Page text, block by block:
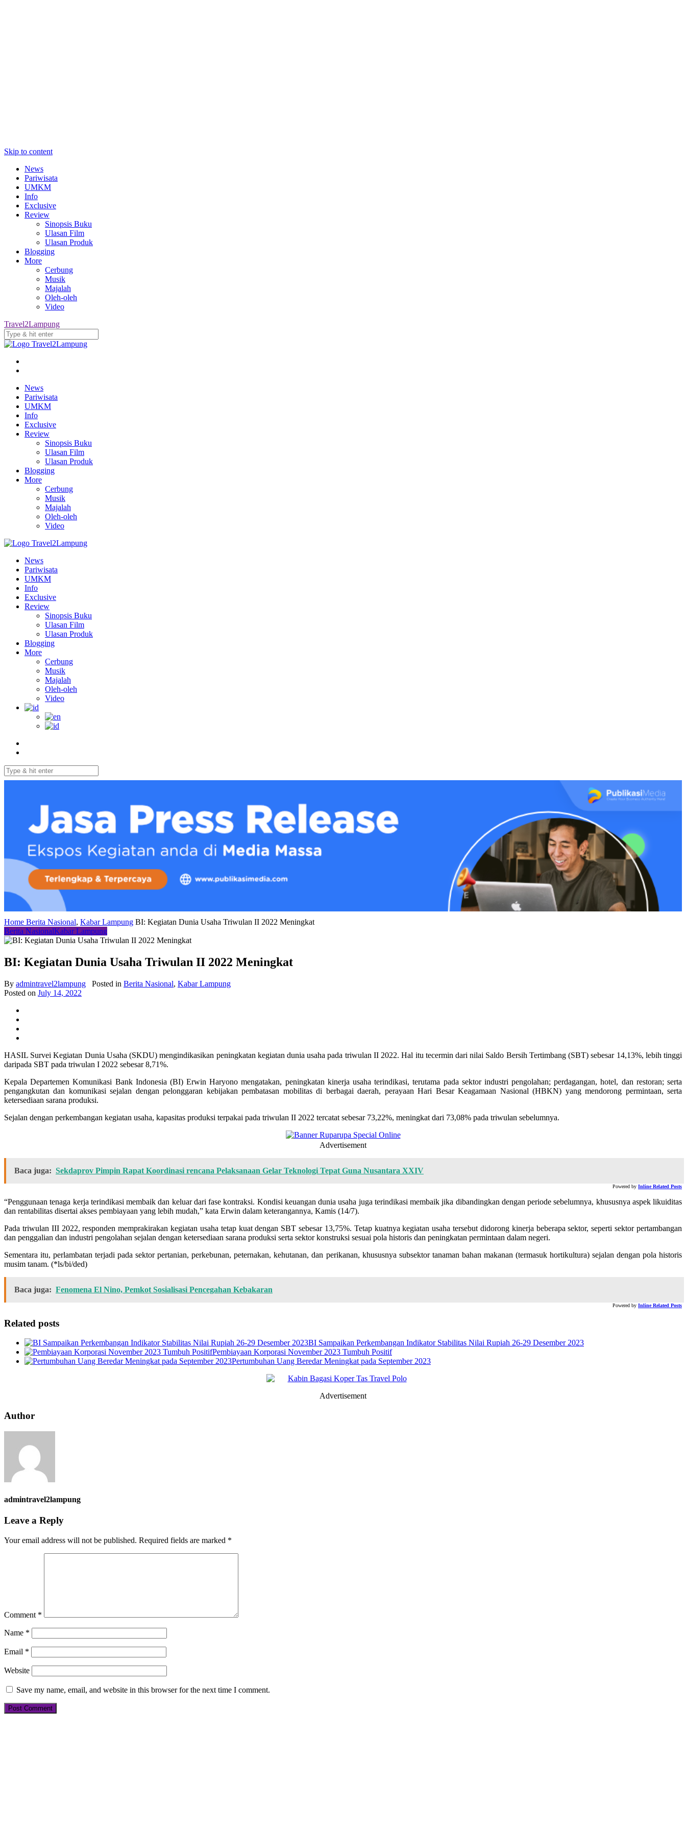
Skip to content
News
Pariwisata
UMKM
Info
Exclusive
Review
Sinopsis Buku
Ulasan Film
Ulasan Produk
Blogging
More
Cerbung
Musik
Majalah
Oleh-oleh
Video
Travel2Lampung
News
Pariwisata
UMKM
Info
Exclusive
Review
Sinopsis Buku
Ulasan Film
Ulasan Produk
Blogging
More
Cerbung
Musik
Majalah
Oleh-oleh
Video
News
Pariwisata
UMKM
Info
Exclusive
Review
Sinopsis Buku
Ulasan Film
Ulasan Produk
Blogging
More
Cerbung
Musik
Majalah
Oleh-oleh
Video
Home Berita Nasional, Kabar Lampung BI: Kegiatan Dunia Usaha Triwulan II 2022 Meningkat
Berita NasionalKabar Lampung
BI: Kegiatan Dunia Usaha Triwulan II 2022 Meningkat
By admintravel2lampung Posted in Berita Nasional, Kabar Lampung
Posted on July 14, 2022
HASIL Survei Kegiatan Dunia Usaha (SKDU) mengindikasikan peningkatan kegiatan dunia usaha pada triwulan II 2022. Hal itu tecermin dari nilai Saldo Bersih Tertimbang (SBT) sebesar 14,13%, lebih tinggi
daripada SBT pada triwulan I 2022 sebesar 8,71%.
Kepala Departemen Komunikasi Bank Indonesia (BI) Erwin Haryono mengatakan, peningkatan kinerja usaha terindikasi, terutama pada sektor industri pengolahan; perdagangan, hotel, dan restoran; serta
pengangkutan dan komunikasi sejalan dengan pelonggaran kebijakan pembatasan mobilitas di berbagai daerah, perayaan Hari Besar Keagamaan Nasional (HBKN) yang mendorong permintaan, serta
ketersediaan sarana produksi.
Sejalan dengan perkembangan kegiatan usaha, kapasitas produksi terpakai pada triwulan II 2022 tercatat sebesar 73,22%, meningkat dari 73,08% pada triwulan sebelumnya.
Advertisement
Baca juga: Sekdaprov Pimpin Rapat Koordinasi rencana Pelaksanaan Gelar Teknologi Tepat Guna Nusantara XXIV
Powered by Inline Related Posts
“Penggunaan tenaga kerja terindikasi membaik dan keluar dari fase kontraksi. Kondisi keuangan dunia usaha juga terindikasi membaik jika dibandingkan dengan periode sebelumnya, khususnya aspek likuiditas
dan rentabilitas disertai akses pembiayaan yang lebih mudah,” kata Erwin dalam keterangannya, Kamis (14/7).
Pada triwulan III 2022, responden memprakirakan kegiatan usaha tetap kuat dengan SBT sebesar 13,75%. Tetap kuatnya kegiatan usaha tersebut didorong kinerja beberapa sektor, seperti sektor pertambangan
dan penggalian dan industri pengolahan sejalan dengan ketersediaan sarana produksi serta sektor konstruksi sesuai pola historis dan peningkatan permintaan dalam negeri.
Sementara itu, perlambatan terjadi pada sektor pertanian, perkebunan, peternakan, kehutanan, dan perikanan, khususnya subsektor tanaman bahan makanan (termasuk hortikultura) sejalan dengan pola historis
musim tanam. (*ls/bi/ded)
Baca juga: Fenomena El Nino, Pemkot Sosialisasi Pencegahan Kebakaran
Powered by Inline Related Posts
Related posts
BI Sampaikan Perkembangan Indikator Stabilitas Nilai Rupiah 26-29 Desember 2023
Pembiayaan Korporasi November 2023 Tumbuh Positif
Pertumbuhan Uang Beredar Meningkat pada September 2023
Advertisement
Author
admintravel2lampung
Leave a Reply
Your email address will not be published. Required fields are marked *
Comment *
Name *
Email *
Website
Save my name, email, and website in this browser for the next time I comment.